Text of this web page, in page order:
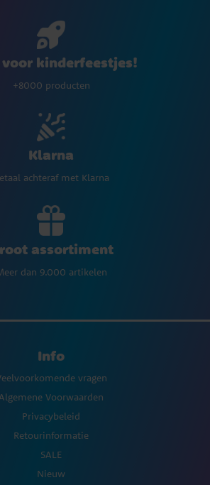
kinderfeestjes!
+8000 producten
Klarna
achteraf met Klarna
assortiment
dan 9.000 artikelen
Info
vragen
Voorwaarden
Privacybeleid
Retourinformatie
SALE
Nieuw